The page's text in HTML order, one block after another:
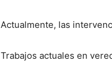
Actualmente, las
Trabajos actuales en